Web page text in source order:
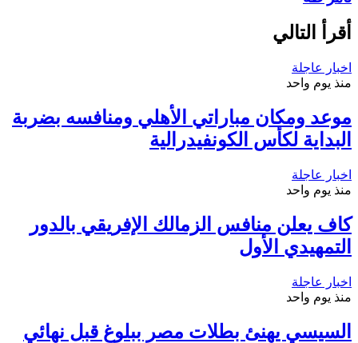
أقرأ التالي
اخبار عاجلة
منذ يوم واحد
موعد ومكان مباراتي الأهلي ومنافسه بضربة
البداية لكأس الكونفيدرالية
اخبار عاجلة
منذ يوم واحد
كاف يعلن منافس الزمالك الإفريقي بالدور
التمهيدي الأول
اخبار عاجلة
منذ يوم واحد
السيسي يهنئ بطلات مصر ببلوغ قبل نهائي